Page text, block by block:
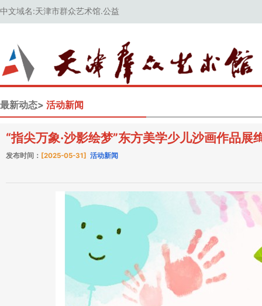
中文域名:天津市群众艺术馆.公益
最新动态> 活动新闻
“指尖万象·沙影绘梦”东方美学少儿沙画作品展
发布时间： [2025-05-31] 活动新闻